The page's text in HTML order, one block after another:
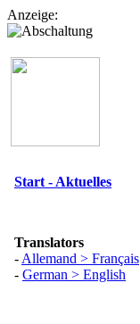
Anzeige:
Start - Aktuelles
Translators
- Allemand > Français
- German > English